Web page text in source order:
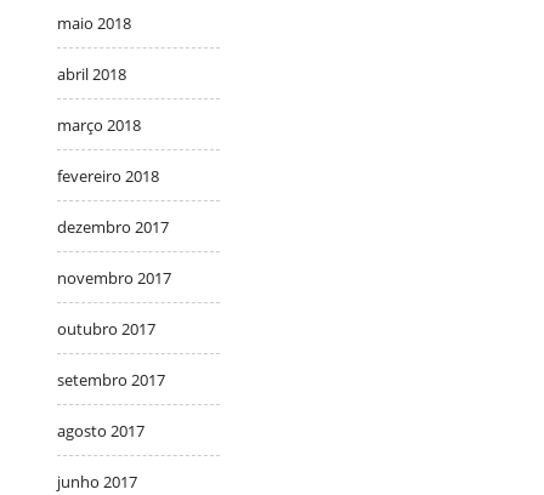
maio 2018
abril 2018
março 2018
fevereiro 2018
dezembro 2017
novembro 2017
outubro 2017
setembro 2017
agosto 2017
junho 2017